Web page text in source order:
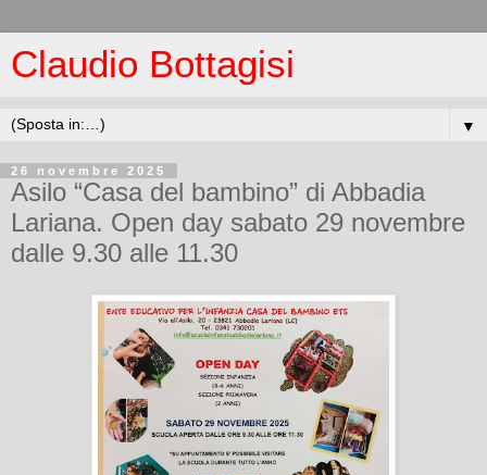
Claudio Bottagisi
▼
26 novembre 2025
Asilo “Casa del bambino” di Abbadia
Lariana. Open day sabato 29 novembre
dalle 9.30 alle 11.30